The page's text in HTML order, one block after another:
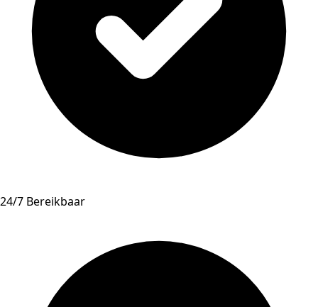
24/7 Bereikbaar